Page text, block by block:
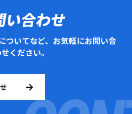
い合わせ
ついてなど、お気軽にお問い合
ください。